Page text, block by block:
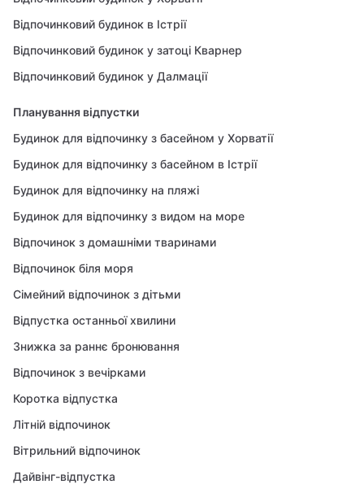
Відпочинковий будинок в Істрії
Відпочинковий будинок у затоці Кварнер
Відпочинковий будинок у Далмації
Планування відпустки
Будинок для відпочинку з басейном у Хорватії
Будинок для відпочинку з басейном в Істрії
Будинок для відпочинку на пляжі
Будинок для відпочинку з видом на море
Відпочинок з домашніми тваринами
Відпочинок біля моря
Сімейний відпочинок з дітьми
Відпустка останньої хвилини
Знижка за раннє бронювання
Відпочинок з вечірками
Коротка відпустка
Літній відпочинок
Вітрильний відпочинок
Дайвінг-відпустка